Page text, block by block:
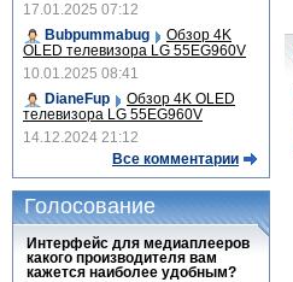
17.01.2025 07:12
Bubpummabug
Обзор 4K
OLED телевизора LG 55EG960V
10.01.2025 08:41
DianeFup
Обзор 4K OLED
телевизора LG 55EG960V
14.12.2024 21:12
Все комментарии
Голосование
Интерфейс для медиаплееров
какого производителя вам
кажется наиболее удобным?